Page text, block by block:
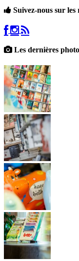
Suivez-nous sur les
Les dernières